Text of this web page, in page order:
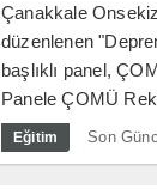
Çanakkale
düzenlenen
başlıklı panel,
Panele ÇOMÜ
Eğitim Son